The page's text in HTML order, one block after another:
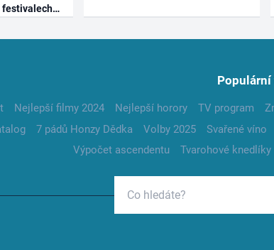
festivalech
Populární
Nejlepší filmy 2024 Nejlepší horory TV program
7 pádů Honzy Dědka Volby 2025 Svařené víno
Výpočet ascendentu
Tvarohové knedlíky